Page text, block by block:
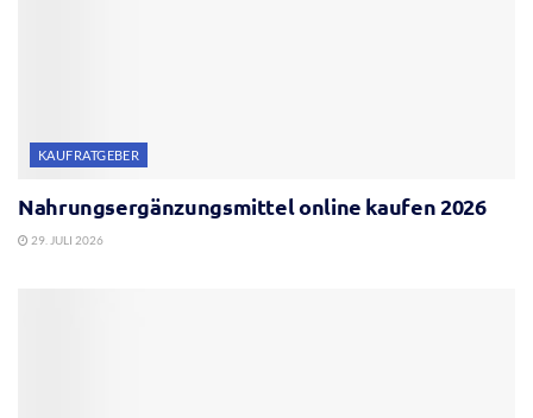
KAUFRATGEBER
Nahrungsergänzungsmittel online kaufen 2026
29. JULI 2026